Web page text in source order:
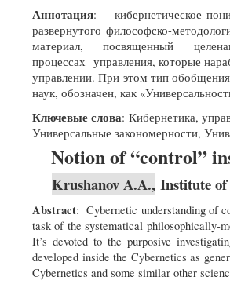
Аннотация: кибернетическое
развернутого философско-
материал, посвященный
процессах управления, которые
управлении. При этом тип
наук, обозначен, как
Ключевые слова: Кибернетика,
Универсальные закономерности,
Notion of “control”
Krushanov A.A., Institute of
Abstract: Cybernetic understanding of
task of the systematical philosophically-
It’s devoted to the purposive
developed inside the Cybernetics as
Cybernetics and some similar other